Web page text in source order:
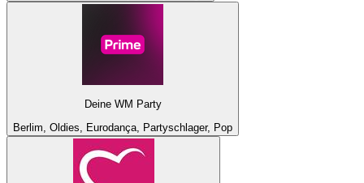
Deine WM Party
Berlim, Oldies, Eurodança, Partyschlager, Pop